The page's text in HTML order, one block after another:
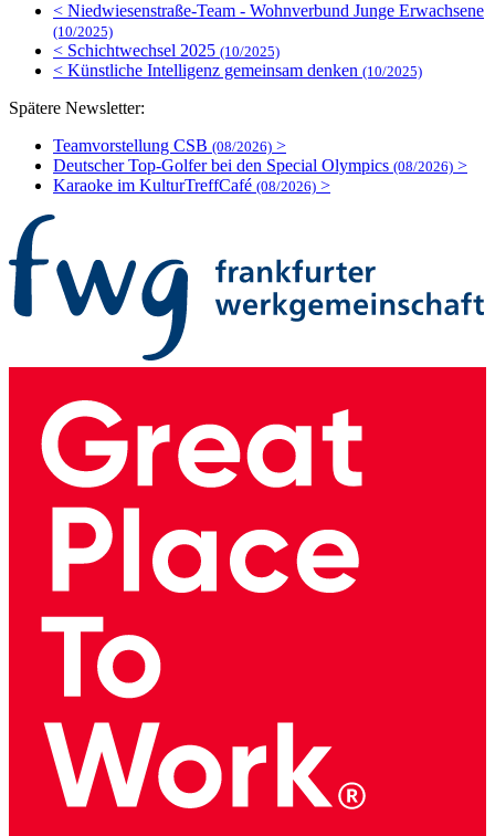
< Niedwiesenstraße-Team - Wohnverbund Junge Erwachsene
(10/2025)
< Schichtwechsel 2025 (10/2025)
< Künstliche Intelligenz gemeinsam denken (10/2025)
Spätere Newsletter:
Teamvorstellung CSB (08/2026) >
Deutscher Top-Golfer bei den Special Olympics (08/2026) >
Karaoke im KulturTreffCafé (08/2026) >